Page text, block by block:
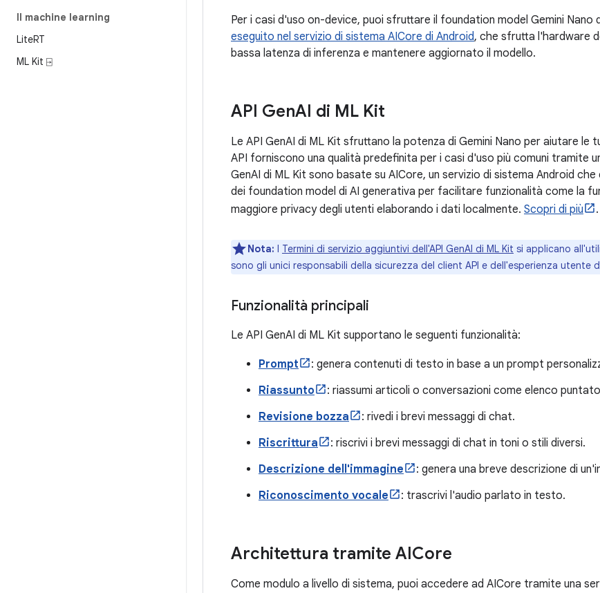
Il machine learning
LiteRT
ML Kit ⍈
Per i casi d'uso on-device, puoi sfruttare il foundation model Gemini Nano
eseguito nel servizio di sistema AICore di Android, che sfrutta l'hardware
bassa latenza di inferenza e mantenere aggiornato il modello.
API GenAI di ML Kit
Le API GenAI di ML Kit sfruttano la potenza di Gemini Nano per aiutare le
API forniscono una qualità predefinita per i casi d'uso più comuni tramite
GenAI di ML Kit sono basate su AICore, un servizio di sistema Android
dei foundation model di AI generativa per facilitare funzionalità come la
maggiore privacy degli utenti elaborando i dati localmente. Scopri di più .
Nota: I Termini di servizio aggiuntivi dell'API GenAI di ML Kit si applicano
sono gli unici responsabili della sicurezza del client API e dell'esperienza utente
Funzionalità principali
Le API GenAI di ML Kit supportano le seguenti funzionalità:
Prompt
: genera contenuti di testo in base a un prompt
Riassunto
: riassumi articoli o conversazioni come elenco
Revisione bozza
: rivedi i brevi messaggi di chat.
Riscrittura
: riscrivi i brevi messaggi di chat in toni o stili diversi.
Descrizione dell'immagine
: genera una breve descrizione di
Riconoscimento vocale
: trascrivi l'audio parlato in testo.
Architettura tramite AICore
Come modulo a livello di sistema, puoi accedere ad AICore tramite una